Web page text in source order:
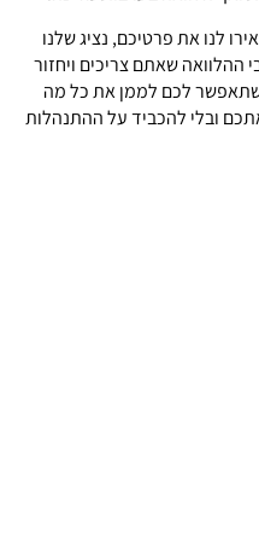
לנו את פרטיכם, נציג שלנו
ההלוואה שאתם צריכים ויחזור
לכם לממן את כל מה
ובלי להכביד על ההתנהלות